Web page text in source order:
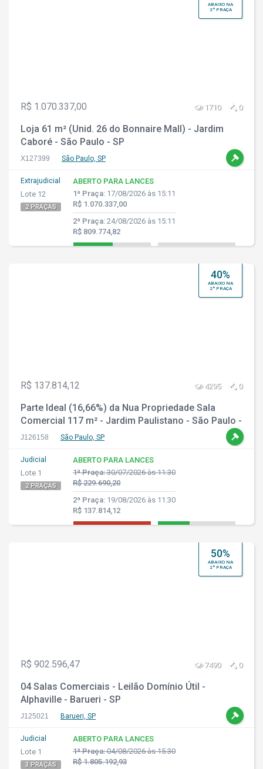
ABAIXO NA
2ª PRAÇA
R$ 1.070.337,00 1710 0
Loja 61 m² (Unid. 26 do Bonnaire Mall) - Jardim
Caboré - São Paulo - SP
X127399 São Paulo, SP
Extrajudicial
Lote 12
2 PRAÇAS
ABERTO PARA LANCES
1ª Praça: 17/08/2026 às 15:11
R$ 1.070.337,00
2ª Praça: 24/08/2026 às 15:11
R$ 809.774,82
40%
ABAIXO NA
2ª PRAÇA
R$ 137.814,12 4295 0
Parte Ideal (16,66%) da Nua Propriedade Sala
Comercial 117 m² - Jardim Paulistano - São Paulo -
SP
J126158 São Paulo, SP
Judicial
Lote 1
2 PRAÇAS
ABERTO PARA LANCES
1ª Praça:30/07/2026 às 11:30
R$ 229.690,20
2ª Praça: 19/08/2026 às 11:30
R$ 137.814,12
50%
ABAIXO NA
2ª PRAÇA
R$ 902.596,47 7490 0
04 Salas Comerciais - Leilão Domínio Útil -
Alphaville - Barueri - SP
J125021 Barueri, SP
Judicial
Lote 1
3 PRAÇAS
ABERTO PARA LANCES
1ª Praça:04/08/2026 às 15:30
R$ 1.805.192,93